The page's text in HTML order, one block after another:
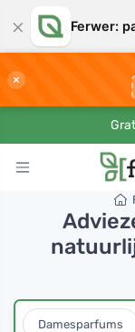
× Ferwer:
×
Damesparfums